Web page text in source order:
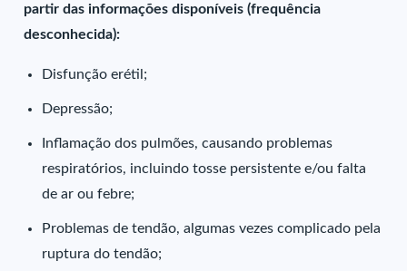
partir das informações disponíveis (frequência
desconhecida):
Disfunção erétil;
Depressão;
Inflamação dos pulmões, causando problemas
respiratórios, incluindo tosse persistente e/ou falta
de ar ou febre;
Problemas de tendão, algumas vezes complicado pela
ruptura do tendão;